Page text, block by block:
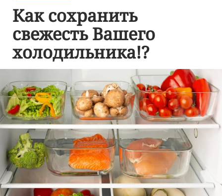
Как сохранить
свежесть Вашего
холодильника!?